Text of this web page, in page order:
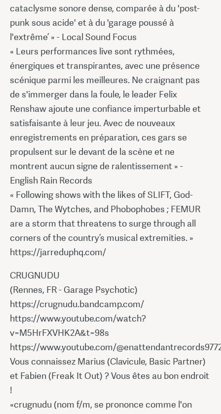
cataclysme sonore dense, comparée à du 'post-
punk sous acide' et à du 'garage poussé à
l'extrême’ » - Local Sound Focus
« Leurs performances live sont rythmées,
énergiques et transpirantes, avec une présence
scénique parmi les meilleures. Ne craignant pas
de s'immerger dans la foule, le leader Felix
Renshaw ajoute une confiance imperturbable et
satisfaisante à leur jeu. Avec de nouveaux
enregistrements en préparation, ces gars se
propulsent sur le devant de la scène et ne
montrent aucun signe de ralentissement » -
English Rain Records
« Following shows with the likes of SLIFT, God-
Damn, The Wytches, and Phobophobes ; FEMUR
are a storm that threatens to surge through all
corners of the country’s musical extremities. »
https://jarreduphq.com/
CRUGNUDU
(Rennes, FR - Garage Psychotic)
https://crugnudu.bandcamp.com/
https://www.youtube.com/watch?
v=M5HrFXVHK2A&t=98s
https://www.youtube.com/
Vous connaissez Marius (Clavicule, Basic Partner)
et Fabien (Freak It Out) ? Vous êtes au bon endroit
!
«crugnudu (nom f/m, se prononce comme l'on